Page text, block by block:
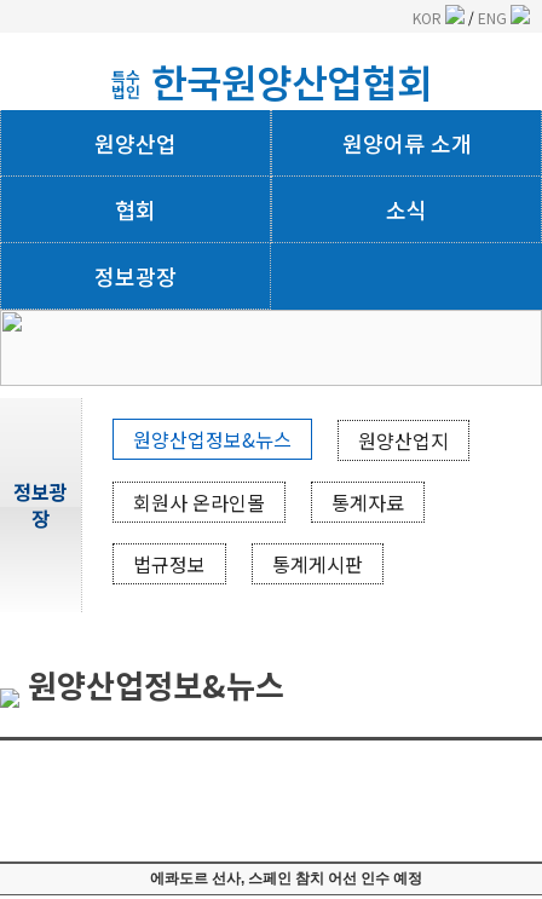
KOR / ENG
특수
법인 한국원양산업협회
원양산업 원양어류 소개
협회 소식
정보광장
정보광
장
원양산업정보&뉴스 원양산업지
회원사 온라인몰 통계자료
법규정보 통계게시판
원양산업정보&뉴스
에콰도르 선사, 스페인 참치 어선 인수 예정